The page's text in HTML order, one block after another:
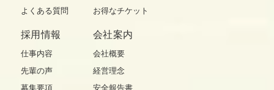
よくある質問
お得なチケット
採用情報
仕事内容
先輩の声
募集要項
会社案内
会社概要
経営理念
安全報告書